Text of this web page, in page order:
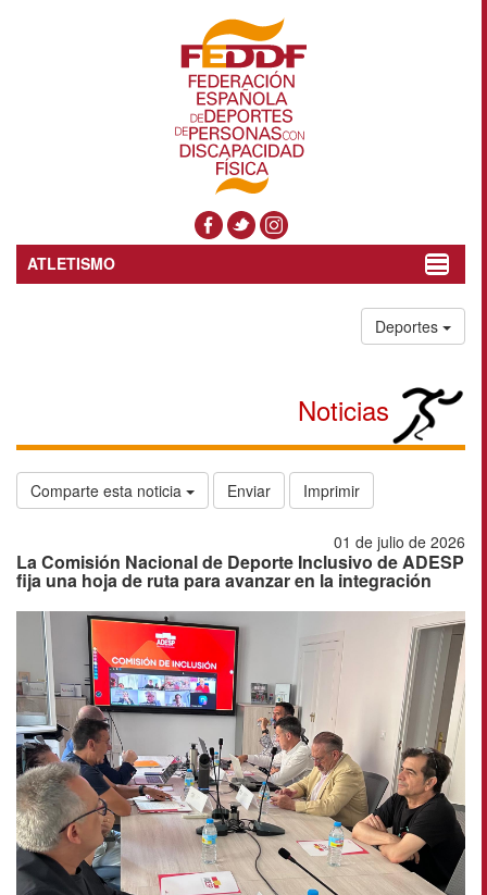
ATLETISMO
Toggle
Deportes
Noticias
Comparte esta noticia Enviar Imprimir
01 de julio de 2026
La Comisión Nacional de Deporte Inclusivo de ADESP
fija una hoja de ruta para avanzar en la integración